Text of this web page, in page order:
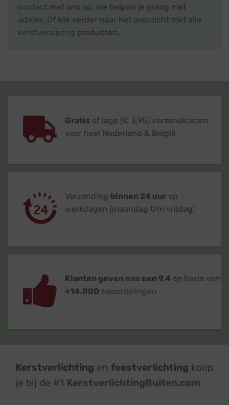
contact met ons op, we helpen je graag met
advies. Of klik verder naar het overzicht met alle
kerstversiering producten.
Gratis of lage (€ 3,95) verzendkosten
voor heel Nederland & België
Verzending binnen 24 uur op
werkdagen (maandag t/m vrijdag)
Klanten geven ons een 9,4 op basis van
+14.800 beoordelingen
Kerstverlichting en feestverlichting koop
je bij de #1 KerstverlichtingBuiten.com